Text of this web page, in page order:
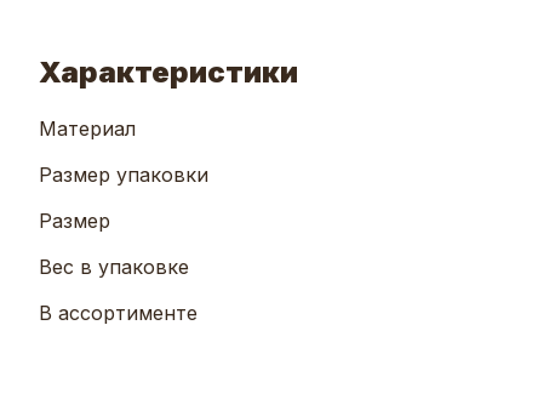
Характеристики
Материал
Размер упаковки
Размер
Вес в упаковке
В ассортименте